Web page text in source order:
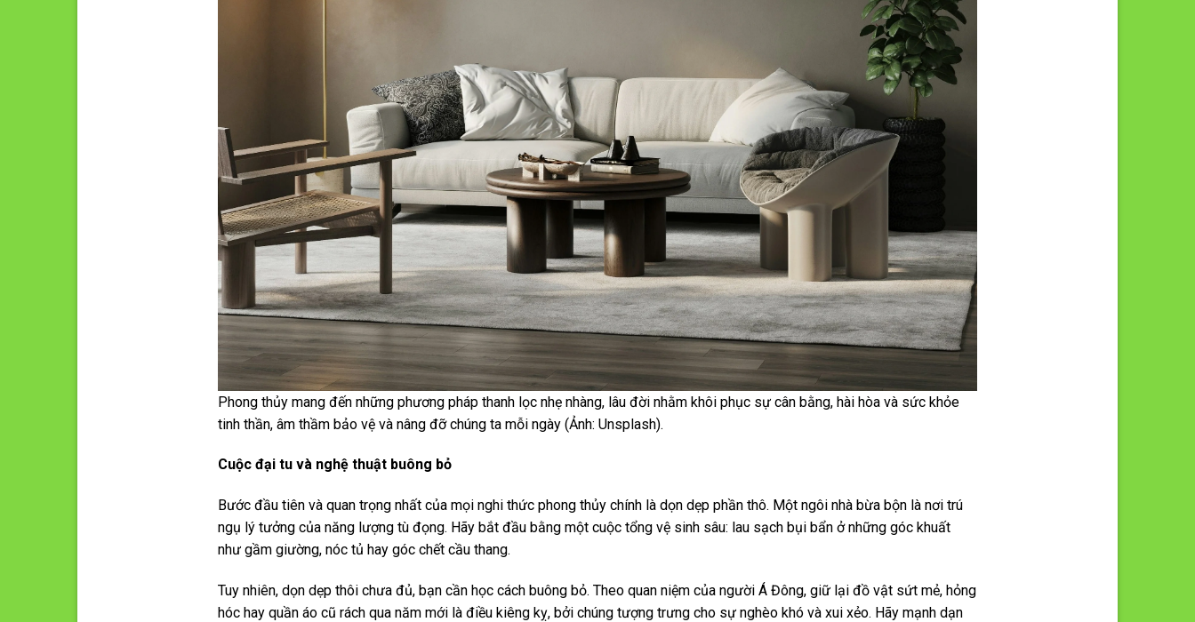
Phong thủy mang đến những phương pháp thanh lọc nhẹ nhàng, lâu đời nhằm khôi phục sự cân bằng, hài hòa và sức khỏe
tinh thần, âm thầm bảo vệ và nâng đỡ chúng ta mỗi ngày (Ảnh: Unsplash).
Cuộc đại tu và nghệ thuật buông bỏ
Bước đầu tiên và quan trọng nhất của mọi nghi thức phong thủy chính là dọn dẹp phần thô. Một ngôi nhà bừa bộn là nơi trú
ngụ lý tưởng của năng lượng tù đọng. Hãy bắt đầu bằng một cuộc tổng vệ sinh sâu: lau sạch bụi bẩn ở những góc khuất
như gầm giường, nóc tủ hay góc chết cầu thang.
Tuy nhiên, dọn dẹp thôi chưa đủ, bạn cần học cách buông bỏ. Theo quan niệm của người Á Đông, giữ lại đồ vật sứt mẻ, hỏng
hóc hay quần áo cũ rách qua năm mới là điều kiêng kỵ, bởi chúng tượng trưng cho sự nghèo khó và xui xẻo. Hãy mạnh dạn